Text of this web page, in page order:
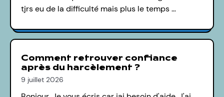
tjrs eu de la difficulté mais plus le temps …
Comment retrouver confiance
après du harcèlement ?
9 juillet 2026